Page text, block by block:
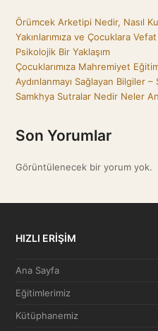
Örümcek Arketipi Nedir, Nasıl
Yakınlarımıza ve Çocuklara
Psikolojik Bir Yaklaşım
Çocuklarımıza Mahremiyet
Aydınlanmayı Sağlayan Bilgiler
Samkhya Sutralar Nedir Neler
Son Yorumlar
Görüntülenecek bir yorum yok.
HIZLI ERİŞİM
Ana Sayfa
Eğitimlerimiz
Kütüphanemiz